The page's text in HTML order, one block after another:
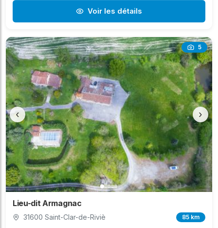
Voir les détails
5
‹ ›
Lieu-dit Armagnac
31600 Saint-Clar-de-Riviè 85 km